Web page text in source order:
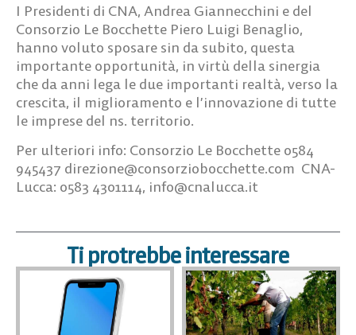
I Presidenti di CNA, Andrea Giannecchini e del
Consorzio Le Bocchette Piero Luigi Benaglio,
hanno voluto sposare sin da subito, questa
importante opportunità, in virtù della sinergia
che da anni lega le due importanti realtà, verso la
crescita, il miglioramento e l’innovazione di tutte
le imprese del ns. territorio.
Per ulteriori info: Consorzio Le Bocchette 0584
945437 direzione@consorziobocchette.com CNA-
Lucca: 0583 4301114, info@cnalucca.it
Ti protrebbe interessare